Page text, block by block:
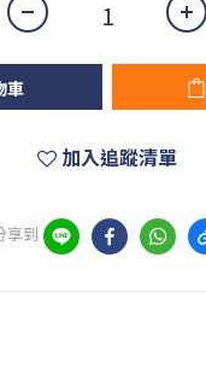
車
加入追蹤清單
享到